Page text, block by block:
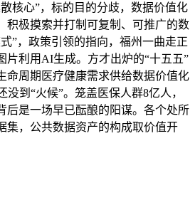
核心”，标的目的分歧，数据价值化
积极摸索并打制可复制、可推广的数
”，政策引领的指向，福州一曲走正
片利用AI生成。方才出炉的“十五五”
命周期医疗健康需求供给数据价值化
到“火候”。笼盖医保人群8亿人，
后是一场早已酝酿的阳谋。各个处所
集，公共数据资产的构成取价值开